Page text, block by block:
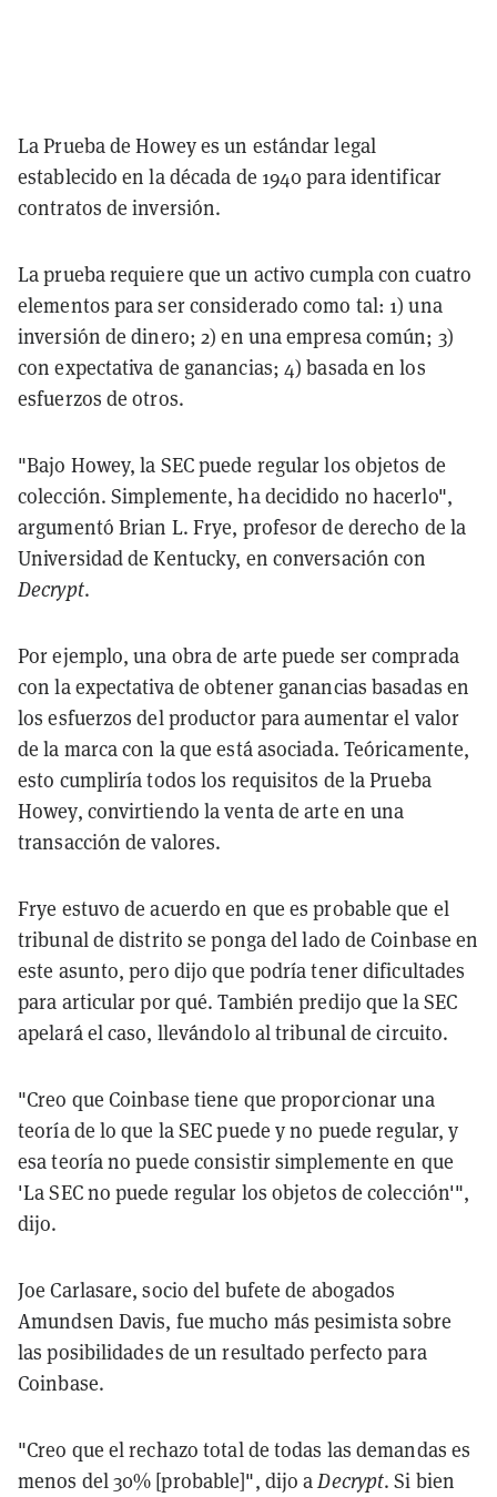
La Prueba de Howey es un estándar legal
establecido en la década de 1940 para identificar
contratos de inversión.
La prueba requiere que un activo cumpla con cuatro
elementos para ser considerado como tal: 1) una
inversión de dinero; 2) en una empresa común; 3)
con expectativa de ganancias; 4) basada en los
esfuerzos de otros.
"Bajo Howey, la SEC puede regular los objetos de
colección. Simplemente, ha decidido no hacerlo",
argumentó Brian L. Frye, profesor de derecho de la
Universidad de Kentucky, en conversación con
Decrypt.
Por ejemplo, una obra de arte puede ser comprada
con la expectativa de obtener ganancias basadas en
los esfuerzos del productor para aumentar el valor
de la marca con la que está asociada. Teóricamente,
esto cumpliría todos los requisitos de la Prueba
Howey, convirtiendo la venta de arte en una
transacción de valores.
Frye estuvo de acuerdo en que es probable que el
tribunal de distrito se ponga del lado de Coinbase en
este asunto, pero dijo que podría tener dificultades
para articular por qué. También predijo que la SEC
apelará el caso, llevándolo al tribunal de circuito.
"Creo que Coinbase tiene que proporcionar una
teoría de lo que la SEC puede y no puede regular, y
esa teoría no puede consistir simplemente en que
'La SEC no puede regular los objetos de colección'",
dijo.
Joe Carlasare, socio del bufete de abogados
Amundsen Davis, fue mucho más pesimista sobre
las posibilidades de un resultado perfecto para
Coinbase.
"Creo que el rechazo total de todas las demandas es
menos del 30% [probable]", dijo aDecrypt. Si bien